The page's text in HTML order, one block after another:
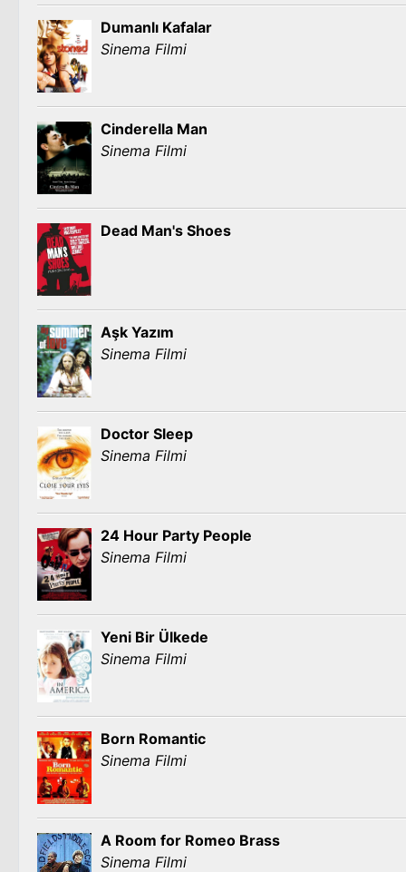
Dumanlı Kafalar
Sinema Filmi
Cinderella Man
Sinema Filmi
Dead Man's Shoes
Aşk Yazım
Sinema Filmi
Doctor Sleep
Sinema Filmi
24 Hour Party People
Sinema Filmi
Yeni Bir Ülkede
Sinema Filmi
Born Romantic
Sinema Filmi
A Room for Romeo Brass
Sinema Filmi